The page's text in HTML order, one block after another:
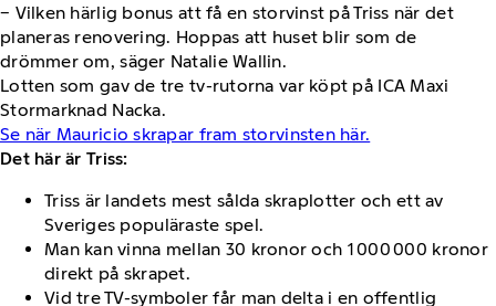
− Vilken härlig bonus att få en storvinst på Triss när det
planeras renovering. Hoppas att huset blir som de
drömmer om, säger Natalie Wallin.
Lotten som gav de tre tv-rutorna var köpt på ICA Maxi
Stormarknad Nacka.
Se när Mauricio skrapar fram storvinsten här.
Det här är Triss:
Triss är landets mest sålda skraplotter och ett av
Sveriges populäraste spel.
Man kan vinna mellan 30 kronor och 1 000 000 kronor
direkt på skrapet.
Vid tre TV-symboler får man delta i en offentlig